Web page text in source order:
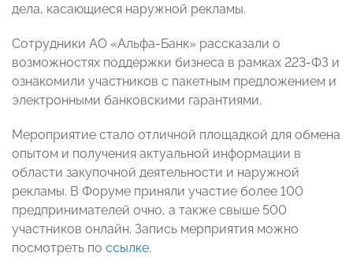
дела, касающиеся наружной рекламы.
Сотрудники АО «Альфа-Банк» рассказали о
возможностях поддержки бизнеса в рамках 223-ФЗ и
ознакомили участников с пакетным предложением и
электронными банковскими гарантиями.
Мероприятие стало отличной площадкой для обмена
опытом и получения актуальной информации в
области закупочной деятельности и наружной
рекламы. В Форуме приняли участие более 100
предпринимателей очно, а также свыше 500
участников онлайн. Запись мерприятия можно
посмотреть по ссылке.